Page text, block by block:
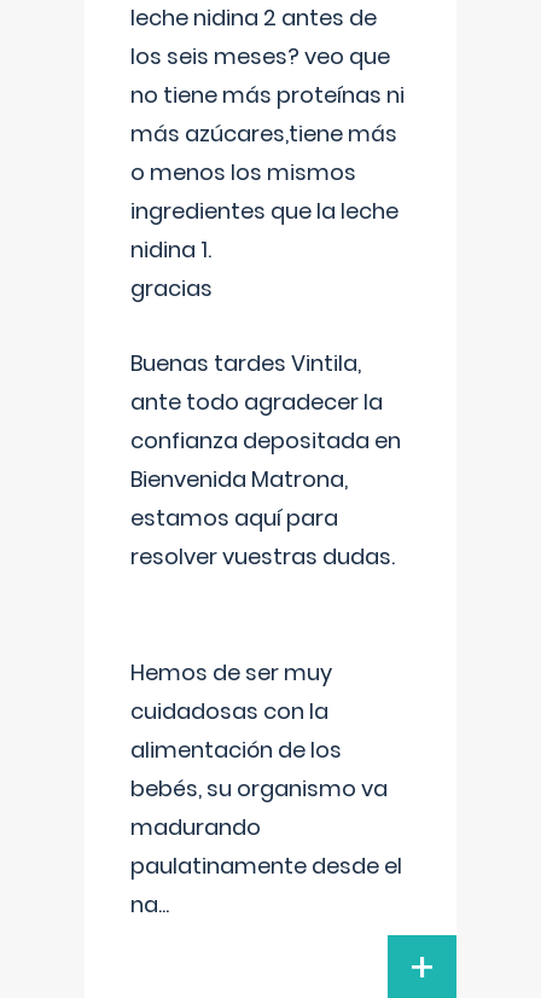
leche nidina 2 antes de
los seis meses? veo que
no tiene más proteínas ni
más azúcares,tiene más
o menos los mismos
ingredientes que la leche
nidina 1.
gracias
Buenas tardes Vintila,
ante todo agradecer la
confianza depositada en
Bienvenida Matrona,
estamos aquí para
resolver vuestras dudas.
Hemos de ser muy
cuidadosas con la
alimentación de los
bebés, su organismo va
madurando
paulatinamente desde el
na...
+